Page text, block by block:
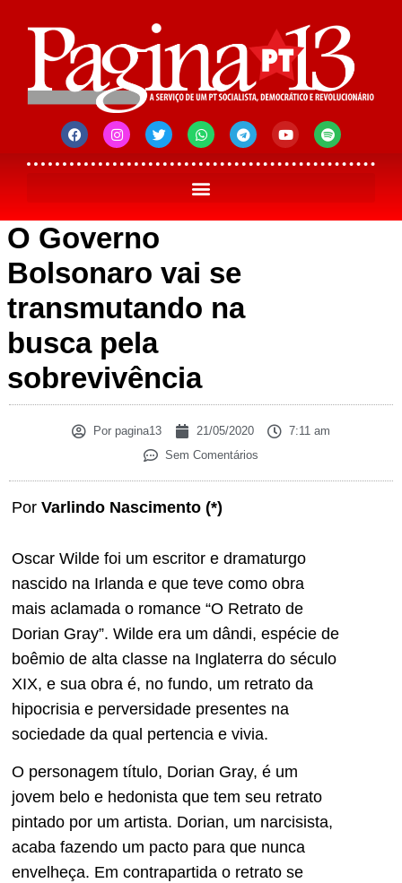
O Governo
Bolsonaro vai se
transmutando na
busca pela
sobrevivência
Por pagina13 21/05/2020
7:11 am
Sem Comentários
Por Varlindo Nascimento (*)
Oscar Wilde foi um escritor e dramaturgo
nascido na Irlanda e que teve como obra
mais aclamada o romance “O Retrato de
Dorian Gray”. Wilde era um dândi, espécie de
boêmio de alta classe na Inglaterra do século
XIX, e sua obra é, no fundo, um retrato da
hipocrisia e perversidade presentes na
sociedade da qual pertencia e vivia.
O personagem título, Dorian Gray, é um
jovem belo e hedonista que tem seu retrato
pintado por um artista. Dorian, um narcisista,
acaba fazendo um pacto para que nunca
envelheça. Em contrapartida o retrato se